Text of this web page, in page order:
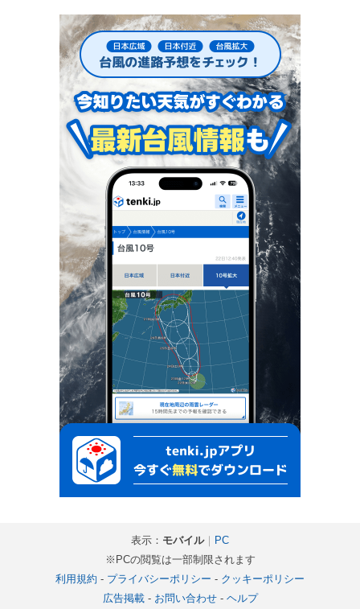
表示： モバイル｜ PC
※PCの閲覧は一部制限されます
利用規約 - プライバシーポリシー - クッキーポリシー
広告掲載- お問い合わせ- ヘルプ